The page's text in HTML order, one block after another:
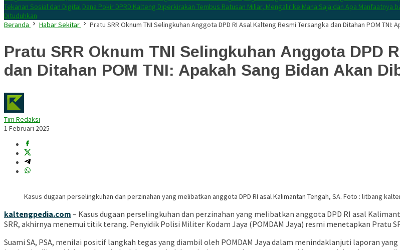
Tekanan Sosial dan Digital Dana Pokir DPRD Kalteng Diperkirakan Tembus Ratusan Miliar, Mengalir ke Mana Saja dan Apa Manfaatnya
Dituduhkan
Beranda
Habar Sekitar Pratu SRR Oknum TNI Selingkuhan Anggota DPD RI Asal Kalteng Resmi Tersangka dan Ditahan POM TNI:
Pratu SRR Oknum TNI Selingkuhan Anggota DPD
dan Ditahan POM TNI: Apakah Sang Bidan Akan
Tim Redaksi
1 Februari 2025
Kasus dugaan perselingkuhan dan perzinahan yang melibatkan anggota DPD RI asal Kalimantan Tengah, SA. Foto : litbang
kaltengpedia.com – Kasus dugaan perselingkuhan dan perzinahan yang melibatkan anggota DPD RI asal
SRR, akhirnya menemui titik terang. Penyidik Polisi Militer Kodam Jaya (POMDAM Jaya) resmi menetapkan Pratu
Suami SA, PSA, menilai positif langkah tegas yang diambil oleh POMDAM Jaya dalam menindaklanjuti laporan